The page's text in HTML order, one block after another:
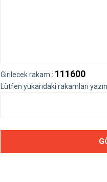
Girilecek rakam : 111600
Lütfen yukarıdaki rakamları